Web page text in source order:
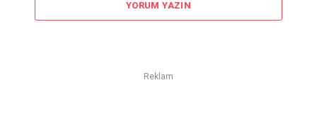
YORUM YAZIN
Reklam